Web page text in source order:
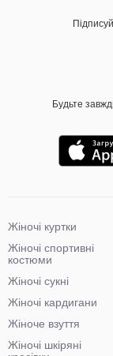
Будьте
Жіночі куртки
Жіночі спортивні
костюми
Жіночі сукні
Жіночі кардигани
Жіноче взуття
Жіночі шкіряні